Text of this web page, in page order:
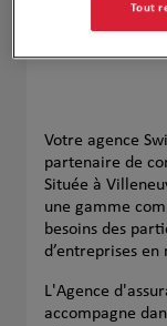
Votre agence
partenaire de
Située à
une gamme
besoins des
d’entreprises
L'Agence
accompagne
Tout